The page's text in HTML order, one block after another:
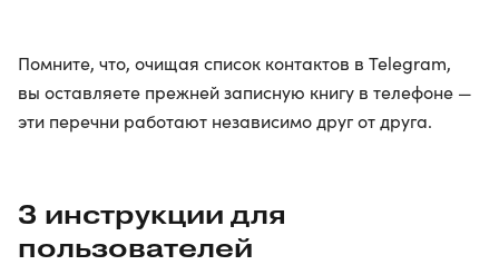
Помните, что, очищая список контактов в Telegram,
вы оставляете прежней записную книгу в телефоне —
эти перечни работают независимо друг от друга.
3 инструкции для
пользователей